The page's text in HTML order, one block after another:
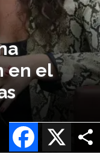
en el
X
Facebook